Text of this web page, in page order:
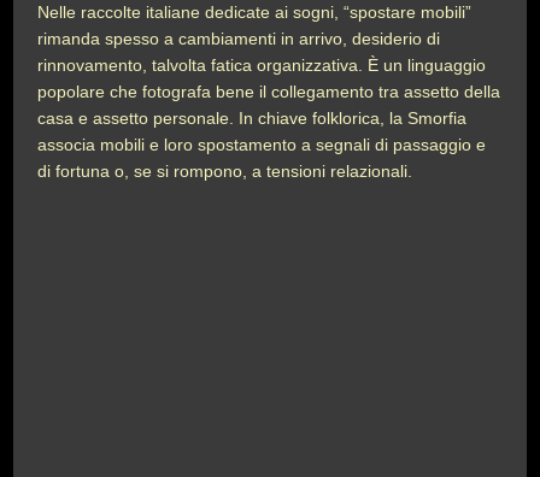
Nelle raccolte italiane dedicate ai sogni, “spostare mobili”
rimanda spesso a cambiamenti in arrivo, desiderio di
rinnovamento, talvolta fatica organizzativa. È un linguaggio
popolare che fotografa bene il collegamento tra assetto della
casa e assetto personale. In chiave folklorica, la Smorfia
associa mobili e loro spostamento a segnali di passaggio e
di fortuna o, se si rompono, a tensioni relazionali.